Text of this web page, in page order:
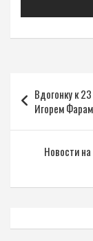
по
записям
Вдогонку к
Игорем
Новости